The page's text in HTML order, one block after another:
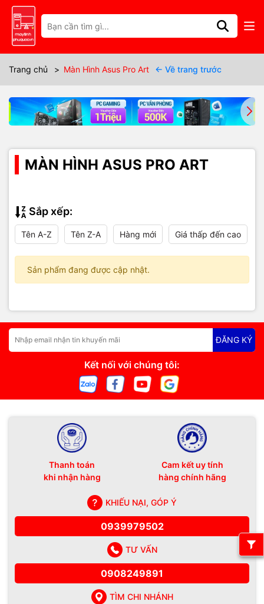
Trang chủ > Màn Hình Asus Pro Art ← Về trang trước
MÀN HÌNH ASUS PRO ART
Sắp xếp:
Tên A-Z Tên Z-A Hàng mới Giá thấp đến cao
Sản phẩm đang được cập nhật.
ĐĂNG KÝ
Kết nối với chúng tôi:
Thanh toán
khi nhận hàng
Cam kết uy tính
hàng chính hãng
KHIẾU NẠI, GÓP Ý
0939979502
TƯ VẤN
0908249891
TÌM CHI NHÁNH